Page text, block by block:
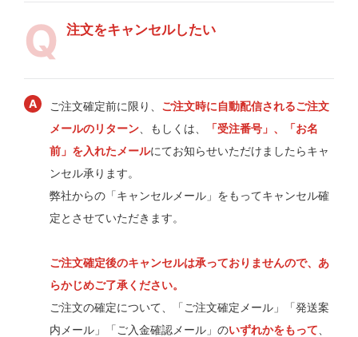
注文をキャンセルしたい
ご注文確定前に限り、 ご注文時に自動配信されるご注文
メールのリターン 、もしくは、
「受注番号」、「お名
前」を入れたメールにてお知らせいただけましたらキャ
ンセル承ります。
弊社からの「キャンセルメール」をもってキャンセル確
定とさせていただきます。
ご注文確定後のキャンセルは承っておりませんので、あ
らかじめご了承ください。
ご注文の確定について、「ご注文確定メール」「発送案
内メール」「ご入金確認メール」のいずれかをもって